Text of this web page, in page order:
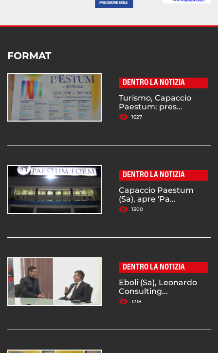
FORMAT
DENTRO LA NOTIZIA
Turismo, Capaccio
Paestum: pres...
1627
DENTRO LA NOTIZIA
Capaccio Paestum
(Sa), apre 'Pa...
1300
DENTRO LA NOTIZIA
Eboli (Sa), Leonardo
Consulting...
1218